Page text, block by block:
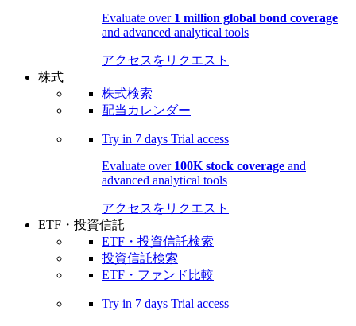
Evaluate over 1 million global bond coverage
and advanced analytical tools
アクセスをリクエスト
株式
株式検索
配当カレンダー
Try in 7 days Trial access
Evaluate over 100K stock coverage and
advanced analytical tools
アクセスをリクエスト
ETF・投資信託
ETF・投資信託検索
投資信託検索
ETF・ファンド比較
Try in 7 days Trial access